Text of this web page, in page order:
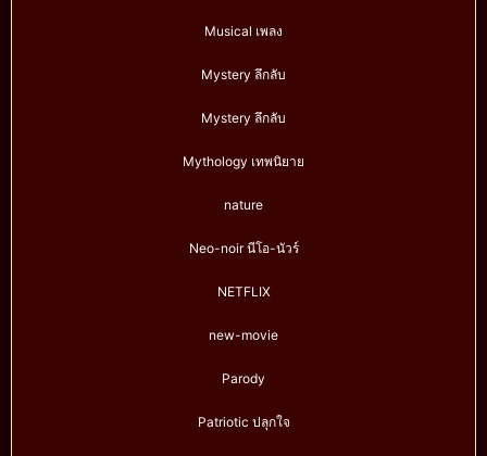
Musical เพลง
Mystery ลึกลับ
Mystery ลึกลับ
Mythology เทพนิยาย
nature
Neo-noir นีโอ-นัวร์
NETFLIX
new-movie
Parody
Patriotic ปลุกใจ